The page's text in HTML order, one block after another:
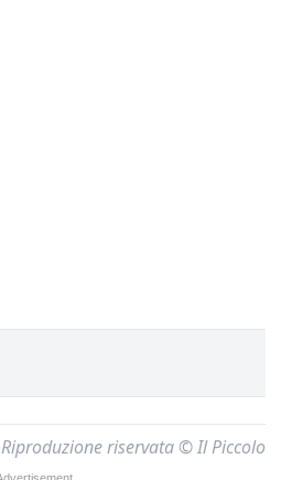
Riproduzione riservata © Il Piccolo